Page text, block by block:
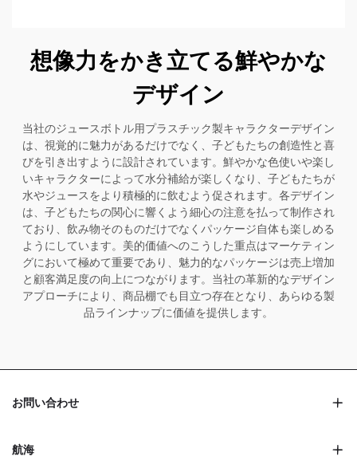
想像力をかき立てる鮮やかな
デザイン
当社のジュースボトル用プラスチック製キャラクターデザイン
は、視覚的に魅力があるだけでなく、子どもたちの創造性と喜
びを引き出すように設計されています。鮮やかな色使いや楽し
いキャラクターによって水分補給が楽しくなり、子どもたちが
水やジュースをより積極的に飲むよう促されます。各デザイン
は、子どもたちの関心に響くよう細心の注意を払って制作され
ており、飲み物そのものだけでなくパッケージ自体も楽しめる
ようにしています。美的価値へのこうした重点はマーケティン
グにおいて極めて重要であり、魅力的なパッケージは売上増加
と顧客満足度の向上につながります。当社の革新的なデザイン
アプローチにより、商品棚でも目立つ存在となり、あらゆる製
品ラインナップに価値を提供します。
お問い合わせ
航海